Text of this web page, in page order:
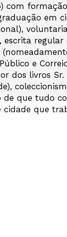
com
em
escrita
e
dos livros Sr.
que tudo
que